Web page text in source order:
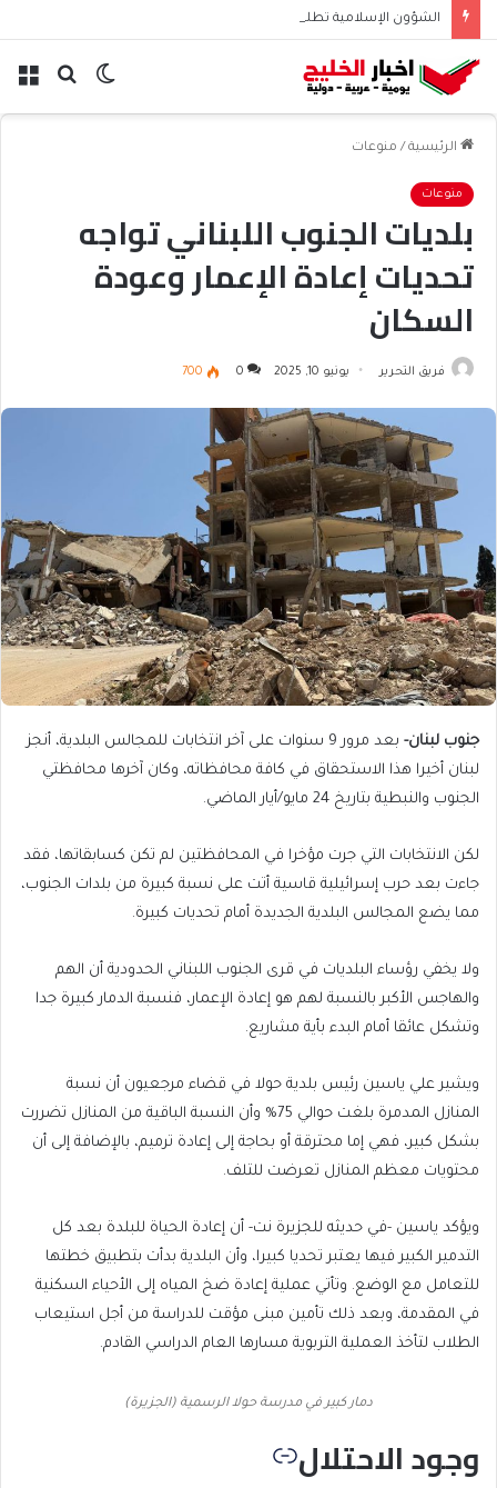
بحث الوضع
الرئيسية / منوعات
منوعات
بلديات الجنوب اللبناني تواجه
تحديات إعادة الإعمار وعودة
السكان
فريق التحرير يونيو 10, 2025 0
700
جنوب لبنان-
بعد مرور 9 سنوات على آخر انتخابات للمجالس البلدية، أنجز
لبنان أخيرا هذا الاستحقاق في كافة محافظاته، وكان آخرها محافظتي
الجنوب والنبطية بتاريخ 24 مايو/أيار الماضي.
لكن الانتخابات التي جرت مؤخرا في المحافظتين لم تكن كسابقاتها، فقد
جاءت بعد حرب إسرائيلية قاسية أتت على نسبة كبيرة من بلدات الجنوب،
مما يضع المجالس البلدية الجديدة أمام تحديات كبيرة.
ولا يخفي رؤساء البلديات في قرى الجنوب اللبناني الحدودية أن الهم
والهاجس الأكبر بالنسبة لهم هو إعادة الإعمار، فنسبة الدمار كبيرة جدا
وتشكل عائقا أمام البدء بأية مشاريع.
ويشير علي ياسين رئيس بلدية حولا في قضاء مرجعيون أن نسبة
المنازل المدمرة بلغت حوالي 75% وأن النسبة الباقية من المنازل تضررت
بشكل كبير، فهي إما محترقة أو بحاجة إلى إعادة ترميم، بالإضافة إلى أن
محتويات معظم المنازل تعرضت للتلف.
ويؤكد ياسين -في حديثه للجزيرة نت- أن إعادة الحياة للبلدة بعد كل
التدمير الكبير فيها يعتبر تحديا كبيرا، وأن البلدية بدأت بتطبيق خطتها
للتعامل مع الوضع. وتأتي عملية إعادة ضخ المياه إلى الأحياء السكنية
في المقدمة، وبعد ذلك تأمين مبنى مؤقت للدراسة من أجل استيعاب
الطلاب لتأخذ العملية التربوية مسارها العام الدراسي القادم.
دمار كبير في مدرسة حولا الرسمية (الجزيرة)
وجود الاحتلال